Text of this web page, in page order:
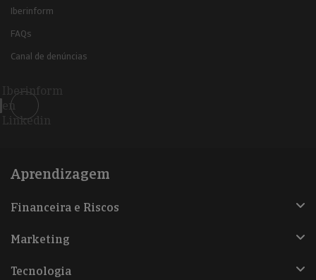
Iberinform
FAQs
Canal de denúncias
Iberinform
en
Linkedin
Aprendizagem
Financeira e Riscos
Marketing
Tecnologia